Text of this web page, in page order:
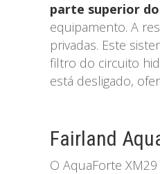
parte superior
equipamento. A
privadas. Este
filtro do circuito
está desligado,
Fairland
O AquaForte